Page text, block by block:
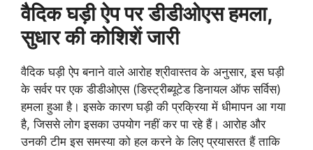
वैदिक घड़ी ऐप पर डीडीओएस हमला,
सुधार की कोशिशें जारी
वैदिक घड़ी ऐप बनाने वाले आरोह श्रीवास्तव के अनुसार, इस घड़ी
के सर्वर पर एक डीडीओएस (डिस्ट्रीब्यूटेड डिनायल ऑफ सर्विस)
हमला हुआ है। इसके कारण घड़ी की प्रक्रिया में धीमापन आ गया
है, जिससे लोग इसका उपयोग नहीं कर पा रहे हैं। आरोह और
उनकी टीम इस समस्या को हल करने के लिए प्रयासरत हैं ताकि